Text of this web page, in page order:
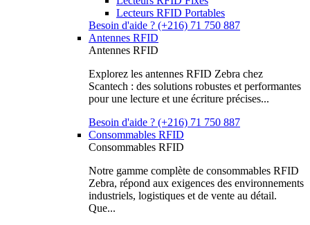
Lecteurs RFID Portables
Besoin d'aide ? (+216) 71 750 887
Antennes RFID
Antennes RFID
Explorez les antennes RFID Zebra chez
Scantech : des solutions robustes et performantes
pour une lecture et une écriture précises...
Besoin d'aide ? (+216) 71 750 887
Consommables RFID
Consommables RFID
Notre gamme complète de consommables RFID
Zebra, répond aux exigences des environnements
industriels, logistiques et de vente au détail.
Que...